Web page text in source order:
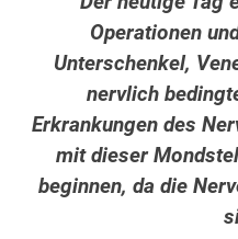
Operationen
Unterschenkel,
nervlich
Erkrankungen des
mit dieser
beginnen, da die